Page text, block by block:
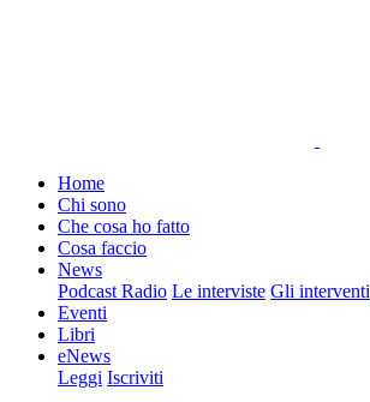
Home
Chi sono
Che cosa ho fatto
Cosa faccio
News
Podcast Radio Le interviste Gli interventi
Eventi
Libri
eNews
Leggi Iscriviti